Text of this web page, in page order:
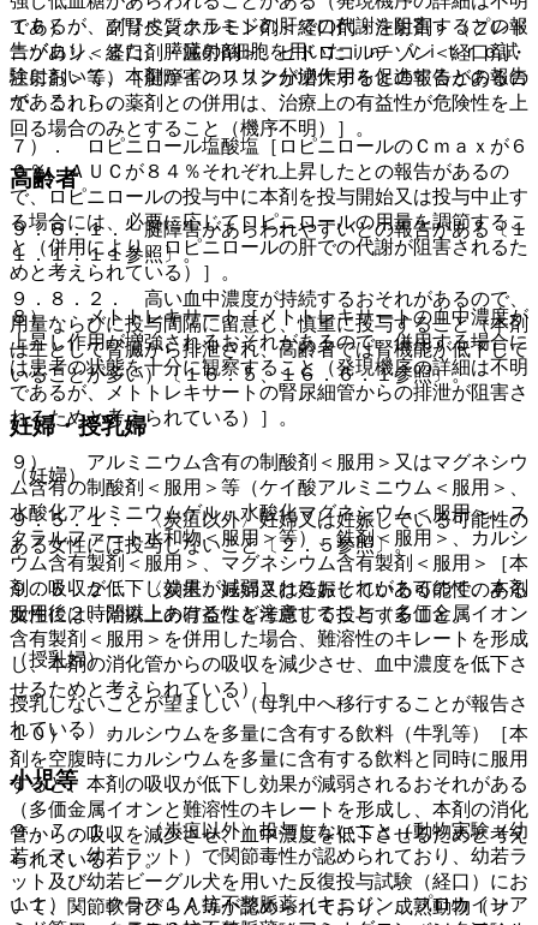
１６）． 副腎皮質ホルモン剤＜経口剤・注射剤＞（プレド
ニゾロン＜経口剤・注射剤＞、ヒドロコルチゾン＜経口剤・
注射剤＞等）［腱障害のリスクが増大するとの報告があるの
で、これらの薬剤との併用は、治療上の有益性が危険性を上
回る場合のみとすること（機序不明）］。
高齢者
９．８．１． 腱障害があらわれやすいとの報告がある〔１
１．１．１１参照〕。
９．８．２． 高い血中濃度が持続するおそれがあるので、
用量ならびに投与間隔に留意し、慎重に投与すること（本剤
は主として腎臓から排泄され、高齢者では腎機能が低下して
いることが多い）〔１６．５、１６．６．１参照〕。
妊婦・授乳婦
（妊婦）
９．５．１． 〈炭疽以外〉妊婦又は妊娠している可能性の
ある女性には投与しないこと〔２．５参照〕。
９．５．２． 〈炭疽〉妊婦又は妊娠している可能性のある
女性には、治療上の有益性を考慮して投与すること。
（授乳婦）
授乳しないことが望ましい（母乳中へ移行することが報告さ
れている）。
小児等
９．７．１． 〈炭疽以外〉投与しないこと（動物実験（幼
若イヌ、幼若ラット）で関節毒性が認められており、幼若ラ
ット及び幼若ビーグル犬を用いた反復投与試験（経口）にお
いて、関節軟骨びらん等が認められており、成熟動物（サ
であるが、グリベンクラミドの肝での代謝を阻害するとの報
告があり、また、膵臓のβ細胞を用いたｉｎ ｖｉｔｒｏ試
験において、本剤がインスリン分泌作用を促進するとの報告
がある）］。
７）． ロピニロール塩酸塩［ロピニロールのＣｍａｘが６
０％・ＡＵＣが８４％それぞれ上昇したとの報告があるの
で、ロピニロールの投与中に本剤を投与開始又は投与中止す
る場合には、必要に応じてロピニロールの用量を調節するこ
と（併用により、ロピニロールの肝での代謝が阻害されるた
めと考えられている）］。
８）． メトトレキサート［メトトレキサートの血中濃度が
上昇し作用が増強されるおそれがあるので、併用する場合に
は患者の状態を十分に観察すること（発現機序の詳細は不明
であるが、メトトレキサートの腎尿細管からの排泄が阻害さ
れるためと考えられている）］。
９）． アルミニウム含有の制酸剤＜服用＞又はマグネシウ
ム含有の制酸剤＜服用＞等（ケイ酸アルミニウム＜服用＞、
水酸化アルミニウムゲル・水酸化マグネシウム＜服用＞、ス
クラルファート水和物＜服用＞等）、鉄剤＜服用＞、カルシ
ウム含有製剤＜服用＞、マグネシウム含有製剤＜服用＞［本
剤の吸収が低下し効果が減弱されるおそれがあるので、本剤
服用後２時間以上あけるなど注意すること（多価金属イオン
含有製剤＜服用＞を併用した場合、難溶性のキレートを形成
し、本剤の消化管からの吸収を減少させ、血中濃度を低下さ
せるためと考えられている）］。
１０）． カルシウムを多量に含有する飲料（牛乳等）［本
剤を空腹時にカルシウムを多量に含有する飲料と同時に服用
すると、本剤の吸収が低下し効果が減弱されるおそれがある
（多価金属イオンと難溶性のキレートを形成し、本剤の消化
管からの吸収を減少させ、血中濃度を低下させるためと考え
られている）］。
１１）． クラス１Ａ抗不整脈薬（キニジン、プロカインア